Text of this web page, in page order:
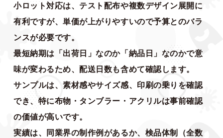
小ロット対応は、テスト配布や複数デザイン展開に
有利ですが、単価が上がりやすいので予算とのバラ
ンスが必要です。
最短納期は「出荷日」なのか「納品日」なのかで意
味が変わるため、配送日数も含めて確認します。
サンプルは、素材感やサイズ感、印刷の乗りを確認
でき、特に布物・タンブラー・アクリルは事前確認
の価値が高いです。
実績は、同業界の制作例があるか、検品体制（全数